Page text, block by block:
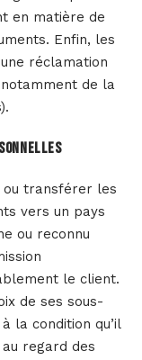
en matière de
Enfin, les
réclamation
de la
ou transférer les
vers un pays
ou reconnu
le client.
de ses sous-
la condition qu’il
regard des